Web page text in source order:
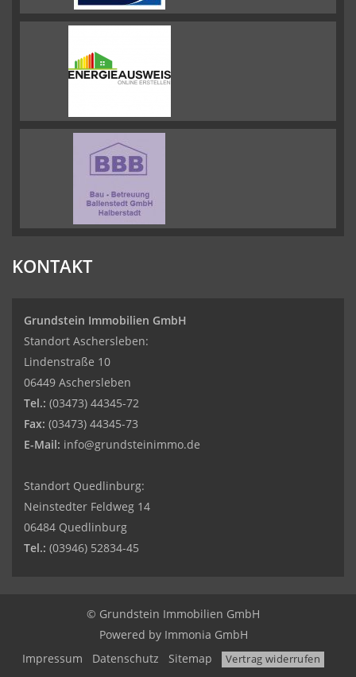
KONTAKT
Grundstein Immobilien GmbH
Standort Aschersleben:
Lindenstraße 10
06449 Aschersleben
Tel.: (03473) 44345-72
Fax: (03473) 44345-73
E-Mail: info@grundsteinimmo.de
Standort Quedlinburg:
Neinstedter Feldweg 14
06484 Quedlinburg
Tel.: (03946) 52834-45
© Grundstein Immobilien GmbH
Powered by Immonia GmbH
Impressum
Datenschutz Sitemap Vertrag widerrufen